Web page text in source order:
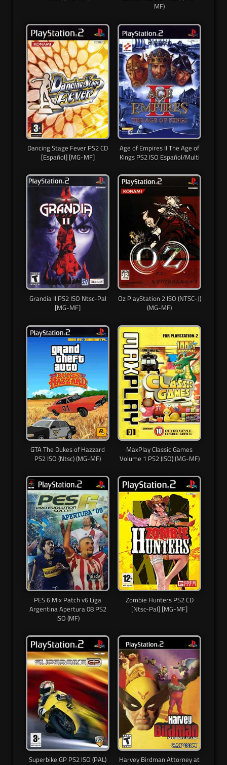
MF)
Dancing Stage Fever PS2 CD
[Español] [MG-MF]
Age of Empires II The Age of
Kings PS2 ISO Español/Multi
Grandia II PS2 ISO Ntsc-Pal
[MG-MF]
Oz PlayStation 2 ISO (NTSC-J)
(MG-MF)
GTA The Dukes of Hazzard
PS2 ISO (Ntsc) (MG-MF)
MaxPlay Classic Games
Volume 1 PS2 (ISO) (MG-MF)
PES 6 Mix Patch v6 Liga
Argentina Apertura 08 PS2
ISO (MF)
Zombie Hunters PS2 CD
[Ntsc-Pal] [MG-MF]
Superbike GP PS2 ISO (PAL)
Harvey Birdman Attorney at